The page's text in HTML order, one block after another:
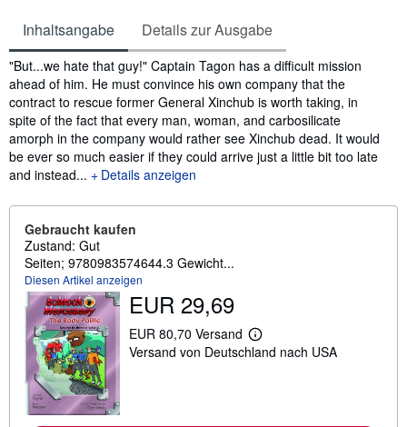
Inhaltsangabe Details zur Ausgabe
Inhaltsangabe
"But...we hate that guy!" Captain Tagon has a difficult mission
ahead of him. He must convince his own company that the
contract to rescue former General Xinchub is worth taking, in
spite of the fact that every man, woman, and carbosilicate
amorph in the company would rather see Xinchub dead. It would
be ever so much easier if they could arrive just a little bit too late
and instead...
Details anzeigen
Gebraucht kaufen
Zustand: Gut
Seiten; 9780983574644.3 Gewicht...
Diesen Artikel anzeigen
EUR 29,69
EUR 80,70 Versand
W
e
Versand von Deutschland nach USA